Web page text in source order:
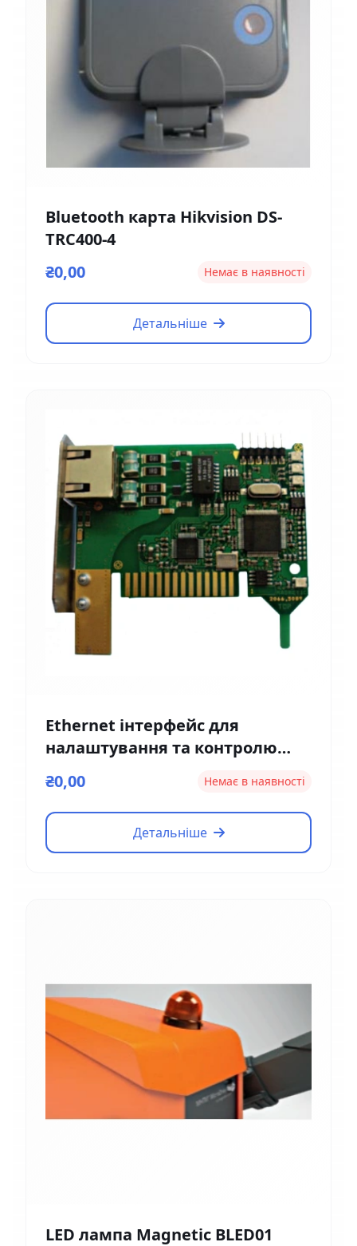
Bluetooth карта Hikvision DS-
TRC400-4
₴0,00
Немає в наявності
Детальніше
Ethernet інтерфейс для
налаштування та контролю
₴0,00 Немає в наявності
Детальніше
LED лампа Magnetic BLED01